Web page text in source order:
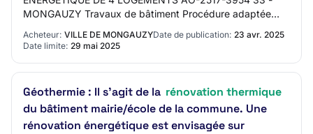
MONGAUZY Travaux de bâtiment Procédure adaptée
29/05/2025
Acheteur: VILLE DE MONGAUZYDate de publication: 23 avr. 2025
Date limite: 29 mai 2025
Géothermie : Il s'agit de la rénovation thermique
du bâtiment mairie/école de la commune. Une
rénovation énergétique est envisagée sur